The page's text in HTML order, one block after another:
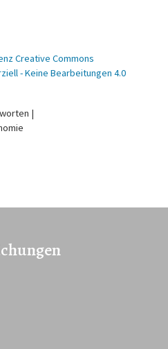
Creative Commons
- Keine Bearbeitungen 4.0
|